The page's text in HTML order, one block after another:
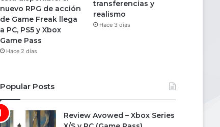
nuevo RPG de acción
de Game Freak llega
a PC, PS5 y Xbox
Game Pass
Hace 2 días
transferencias y
realismo
Hace 3 días
Popular Posts
Review Avowed – Xbox Series